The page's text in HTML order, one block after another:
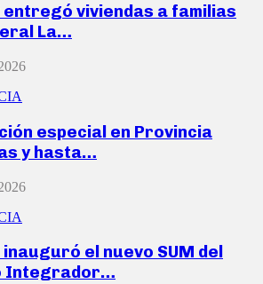
viviendas a familias
La…
especial en Provincia
y hasta…
el nuevo SUM del
Integrador…